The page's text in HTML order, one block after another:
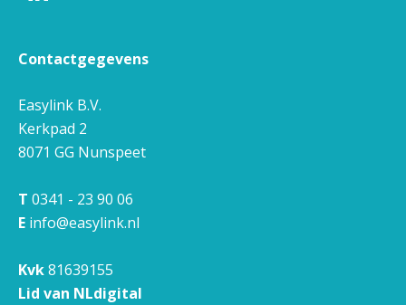
Contactgegevens
Easylink B.V.
Kerkpad 2
8071 GG Nunspeet
T 0341 - 23 90 06
E info@easylink.nl
Kvk81639155
Lid van NLdigital